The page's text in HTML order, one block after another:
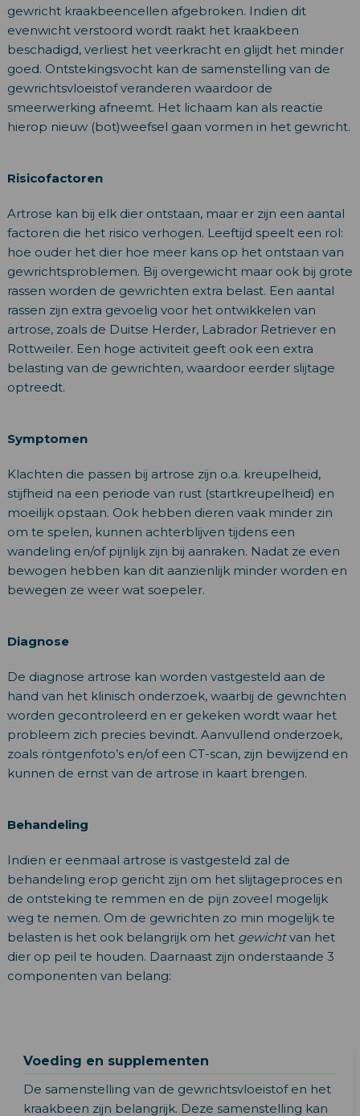
gewricht kraakbeencellen afgebroken. Indien dit
evenwicht verstoord wordt raakt het kraakbeen
beschadigd, verliest het veerkracht en glijdt het minder
goed. Ontstekingsvocht kan de samenstelling van de
gewrichtsvloeistof veranderen waardoor de
smeerwerking afneemt. Het lichaam kan als reactie
hierop nieuw (bot)weefsel gaan vormen in het gewricht.
Risicofactoren
Artrose kan bij elk dier ontstaan, maar er zijn een aantal
factoren die het risico verhogen. Leeftijd speelt een rol:
hoe ouder het dier hoe meer kans op het ontstaan van
gewrichtsproblemen. Bij overgewicht maar ook bij grote
rassen worden de gewrichten extra belast. Een aantal
rassen zijn extra gevoelig voor het ontwikkelen van
artrose, zoals de Duitse Herder, Labrador Retriever en
Rottweiler. Een hoge activiteit geeft ook een extra
belasting van de gewrichten, waardoor eerder slijtage
optreedt.
Symptomen
Klachten die passen bij artrose zijn o.a. kreupelheid,
stijfheid na een periode van rust (startkreupelheid) en
moeilijk opstaan. Ook hebben dieren vaak minder zin
om te spelen, kunnen achterblijven tijdens een
wandeling en/of pijnlijk zijn bij aanraken. Nadat ze even
bewogen hebben kan dit aanzienlijk minder worden en
bewegen ze weer wat soepeler.
Diagnose
De diagnose artrose kan worden vastgesteld aan de
hand van het klinisch onderzoek, waarbij de gewrichten
worden gecontroleerd en er gekeken wordt waar het
probleem zich precies bevindt. Aanvullend onderzoek,
zoals röntgenfoto’s en/of een CT-scan, zijn bewijzend en
kunnen de ernst van de artrose in kaart brengen.
Behandeling
Indien er eenmaal artrose is vastgesteld zal de
behandeling erop gericht zijn om het slijtageproces en
de ontsteking te remmen en de pijn zoveel mogelijk
weg te nemen. Om de gewrichten zo min mogelijk te
belasten is het ook belangrijk om hetgewichtvan het
dier op peil te houden. Daarnaast zijn onderstaande 3
componenten van belang:
Voeding en supplementen
De samenstelling van de gewrichtsvloeistof en het
kraakbeen zijn belangrijk. Deze samenstelling kan